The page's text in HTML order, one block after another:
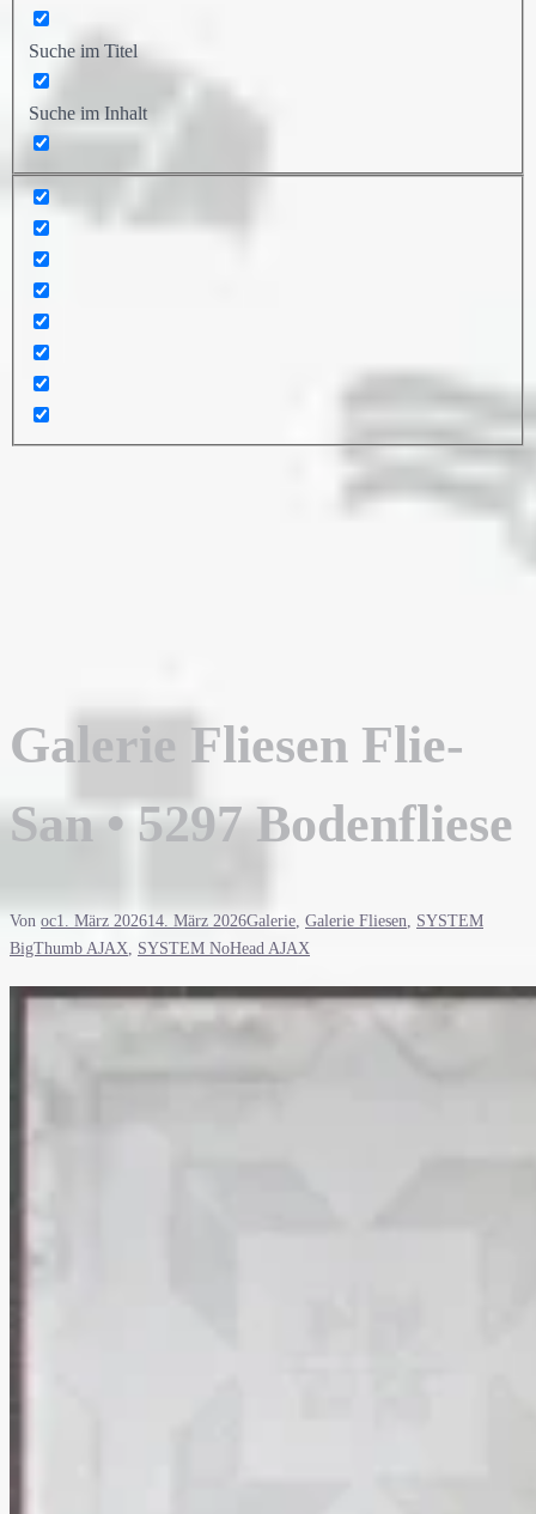
Suche im Titel
Suche im Inhalt
Galerie Fliesen Flie-
San • 5297 Bodenfliese
Von oc1. März 202614. März 2026Galerie, Galerie Fliesen, SYSTEM
BigThumb AJAX, SYSTEM NoHead AJAX